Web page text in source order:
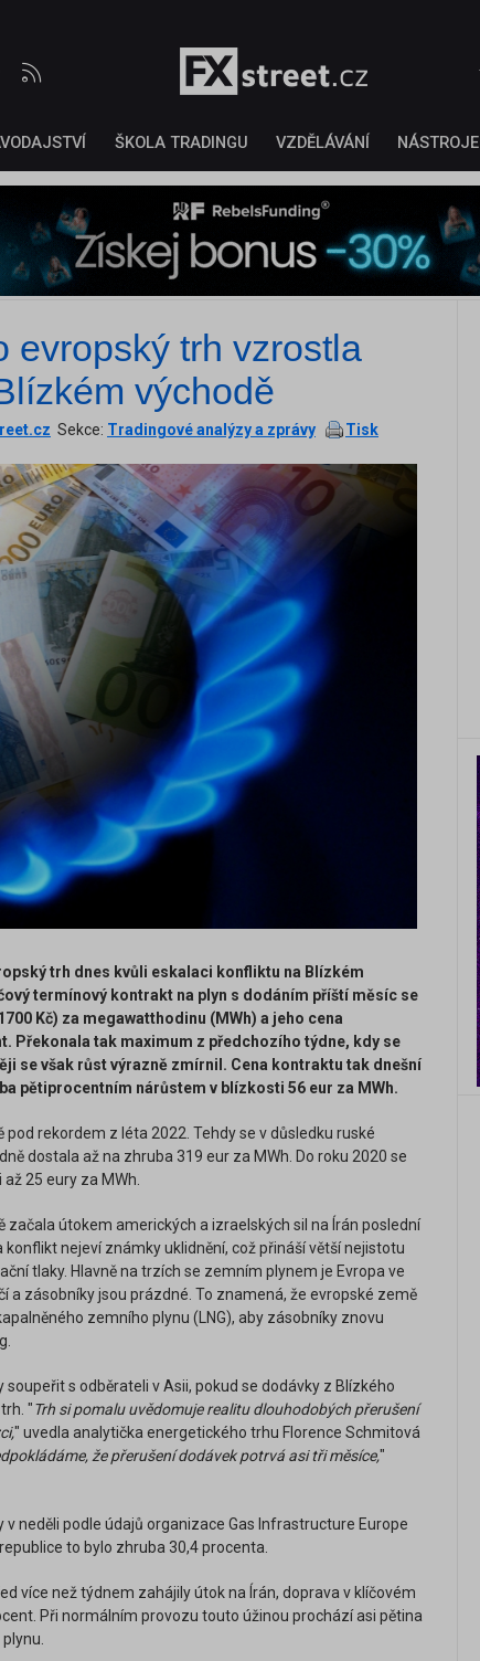
ŠKOLA TRADINGU VZDĚLÁVÁNÍ NÁSTROJE
evropský trh vzrostla
východě
Sekce: Tradingové analýzy a zprávy Tisk
trh dnes kvůli eskalaci konfliktu na Blízkém
termínový kontrakt na plyn s dodáním příští měsíc se
Kč) za megawatthodinu (MWh) a jeho cena
Překonala tak maximum z předchozího týdne, kdy se
se však růst výrazně zmírnil. Cena kontraktu tak dnešní
pětiprocentním nárůstem v blízkosti 56 eur za MWh.
rekordem z léta 2022. Tehdy se v důsledku ruské
dostala až na zhruba 319 eur za MWh. Do roku 2020 se
25 eury za MWh.
začala útokem amerických a izraelských sil na Írán poslední
nejeví známky uklidnění, což přináší větší nejistotu
tlaky. Hlavně na trzích se zemním plynem je Evropa ve
a zásobníky jsou prázdné. To znamená, že evropské země
zemního plynu (LNG), aby zásobníky znovu
s odběrateli v Asii, pokud se dodávky z Blízkého
"Trh si pomalu uvědomuje realitu dlouhodobých přerušení
" uvedla analytička energetického trhu Florence Schmitová
že přerušení dodávek potrvá asi tři měsíce,"
v neděli podle údajů organizace Gas Infrastructure Europe
to bylo zhruba 30,4 procenta.
více než týdnem zahájily útok na Írán, doprava v klíčovém
Při normálním provozu touto úžinou prochází asi pětina